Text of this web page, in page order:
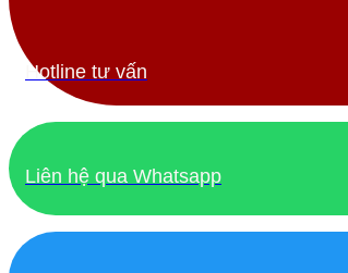
Hotline tư vấn
Liên hệ qua Whatsapp